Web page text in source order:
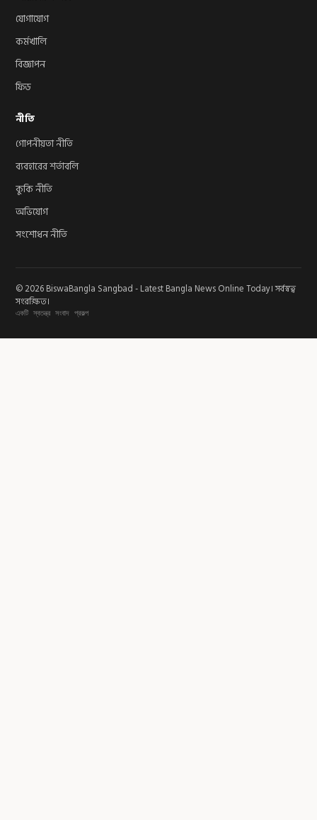
যোগাযোগ
কর্মখালি
বিজ্ঞাপন
ফিড
নীতি
গোপনীয়তা নীতি
ব্যবহারের শর্তাবলি
কুকি নীতি
অভিযোগ
সংশোধন নীতি
© 2026 BiswaBangla Sangbad - Latest Bangla News Online Today। সর্বস্বত্ব
সংরক্ষিত।
একটি স্বতন্ত্র সংবাদ প্রকল্প